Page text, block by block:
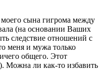
сына гигрома между
(на основании Ваших
следствие отношений с
меня и мужа только
общего. Этот
Можна ли как-то избавить